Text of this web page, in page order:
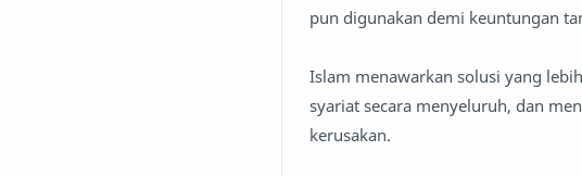
pun digunakan demi keuntungan
Islam menawarkan solusi yang
syariat secara menyeluruh, dan
kerusakan.